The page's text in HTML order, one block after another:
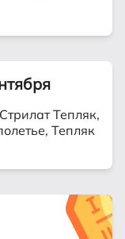
Тепляк,
Тепляк